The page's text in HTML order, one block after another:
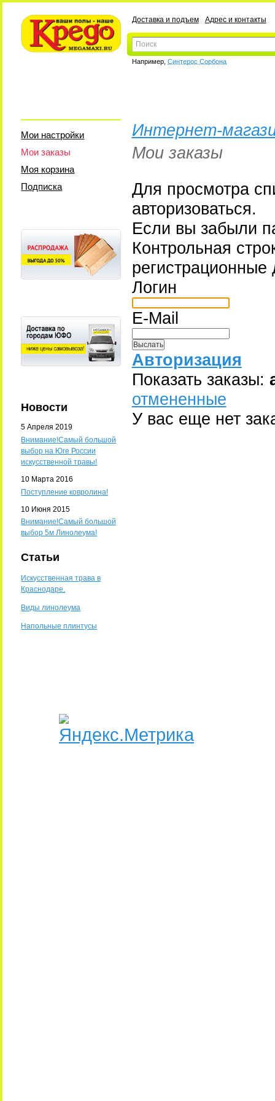
Доставка и подъем Адрес и контакты
Например, Синтерос Сорбона
Мои настройки
Мои заказы
Моя корзина
Подписка
Новости
5 Апреля 2019
Внимание!Самый большой
выбор на Юге России
искусственной травы!
10 Марта 2016
Поступление ковролина!
10 Июня 2015
Внимание!Самый большой
выбор 5м Линолеума!
Статьи
Искусственная трава в
Краснодаре.
Виды линолеума
Напольные плинтусы
Интернет-
Мои заказы
Для просмотра
авторизоваться.
Если вы забыли
Контрольная
Логин
E-Mail
Авторизация
Показать заказы:
отмененные
У вас еще нет